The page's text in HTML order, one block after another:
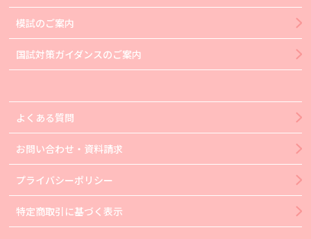
模試のご案内
国試対策ガイダンスのご案内
よくある質問
お問い合わせ・資料請求
プライバシーポリシー
特定商取引に基づく表示